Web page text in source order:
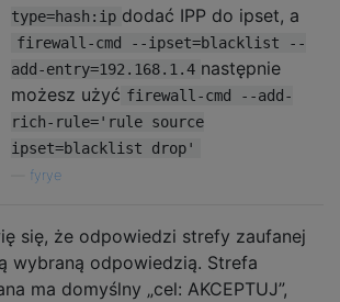
type=hash:ip dodać IPP do ipset, a
firewall-cmd --ipset=blacklist --
add-entry=192.168.1.4 następnie
możesz użyć firewall-cmd --add-
rich-rule='rule source
ipset=blacklist drop'
fyrye
się, że odpowiedzi strefy zaufanej
wybraną odpowiedzią. Strefa
ma domyślny „cel: AKCEPTUJ”,